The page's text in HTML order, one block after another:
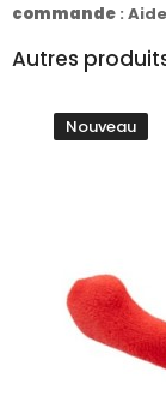
commande : Aide
Autres
Nouveau